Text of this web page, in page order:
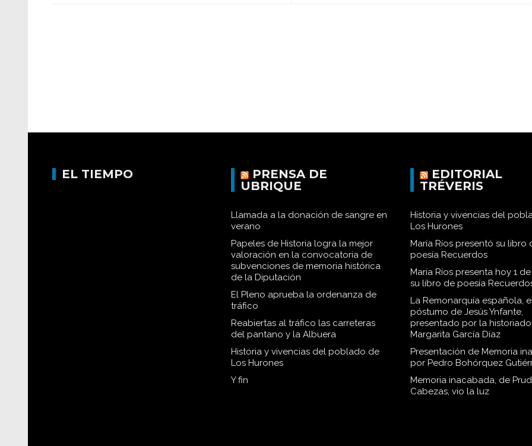
PRENSA DE
UBRIQUE
Llamada a la donación de sangre en
Papeles de Historia logra la mejor
valoración en la convocatoria de
subvenciones de memoria histórica
El Pleno aprueba la ordenanza de
Reabiertas al tráfico las carreteras
Historia y vivencias del poblado de
EDITORIAL
Historia y vivencias del
María Ríos presentó su libro
María Ríos presenta hoy 1 de
La Remonarquía española, el
póstumo de Jesús Ynfante,
presentado por la
Presentación de Memoria
Memoria inacabada, de